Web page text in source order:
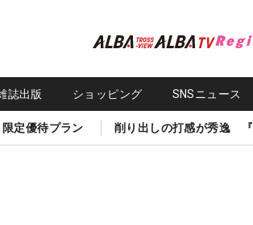
誌出版 ショッピング SNSニュース
定優待プラン 削り出しの打感が秀逸 『